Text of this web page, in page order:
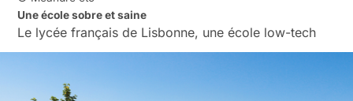
Une école sobre et saine
Le lycée français de Lisbonne, une école low-tech